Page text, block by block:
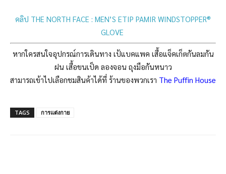
คลิป THE NORTH FACE : MEN’S ETIP PAMIR WINDSTOPPER®
GLOVE
หากใครสนใจอุปกรณ์การเดินทาง เป้แบคแพค เสื้อแจ็คเก็ตกันลมกัน
ฝน เสื้อขนเป็ด ลองจอน ถุงมือกันหนาว
สามารถเข้าไปเลือกชมสินค้าได้ที่ ร้านของพวกเรา The Puffin House
TAGS การแต่งกาย